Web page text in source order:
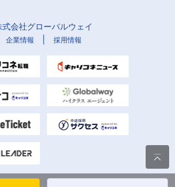
式会社グローバルウェイ
企業情報 採用情報
